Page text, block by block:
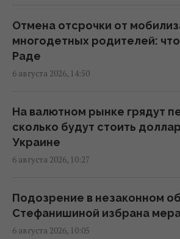
Россияне нанесли удары по
Днепропетровской области:
человек, много раненых
15:08 четверг, 06 августа 2026
В Сумах прямо в парковой
500-килограммовый
(видео)
14:43 четверг, 06 августа 2026
Украинец пытался подкупить
пограничника, чтобы
The Weeknd
Отмена отсрочки от
многодетных родителей: что
Раде
6 августа 2026, 14:50
На валютном рынке грядут
сколько будут стоить
Украине
6 августа 2026, 10:27
Подозрение в незаконном
Стефанишиной избрана
6 августа 2026, 10:05